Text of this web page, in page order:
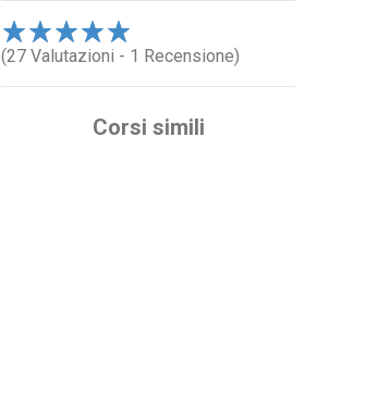
5
4
3
2
1
(27 Valutazioni - 1 Recensione)
Corsi simili